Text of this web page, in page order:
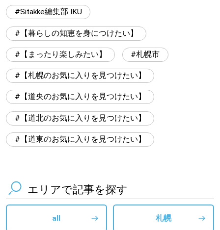
Sitakke編集部 IKU
【暮らしの知恵を身につけたい】
【まったり楽しみたい】 札幌市
【札幌のお気に入りを見つけたい】
【道央のお気に入りを見つけたい】
【道北のお気に入りを見つけたい】
【道東のお気に入りを見つけたい】
エリアで記事を探す
all 札幌